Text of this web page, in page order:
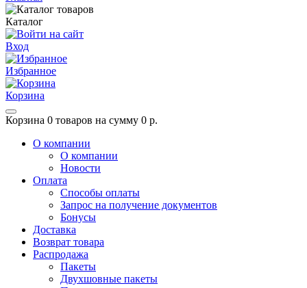
Каталог
Вход
Избранное
Корзина
Корзина 0 товаров на сумму 0 р.
О компании
О компании
Новости
Оплата
Способы оплаты
Запрос на получение документов
Бонусы
Доставка
Возврат товара
Распродажа
Пакеты
Двухшовные пакеты